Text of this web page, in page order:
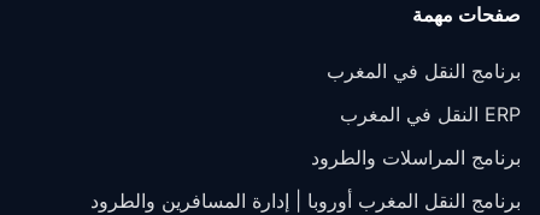
صفحات مهمة
برنامج النقل في المغرب
ERP النقل في المغرب
برنامج المراسلات والطرود
برنامج النقل المغرب أوروبا | إدارة المسافرين والطرود